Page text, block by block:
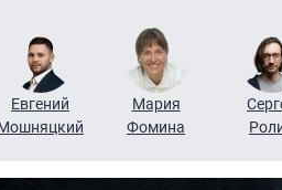
Евгений
Мария
Фомина